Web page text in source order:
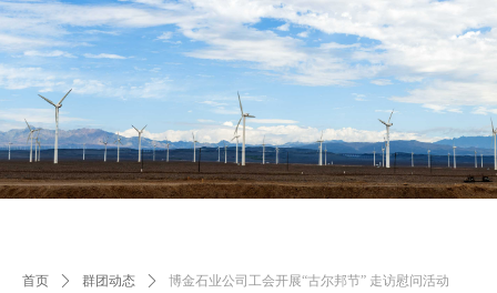
首页 ꄲ 群团动态 ꄲ 博金石业公司工会开展“古尔邦节” 走访慰问活动